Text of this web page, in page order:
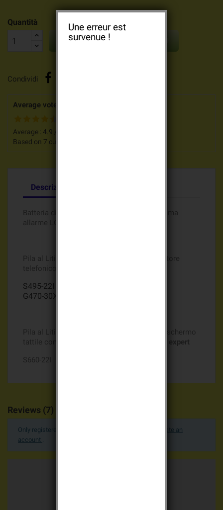
Quantità
 AGGIUNGI AL CARRELLO
Condividi
Average votes for this product
Average : 4.9
Based on 7 customers advices.
Descrizione
Batteria di origine LOGISTY Batli23 per Gamma
allarme LOGISTY expert
Pila al Litio Batli23 3,6v 18Ah per comunicatore
telefonico gamma
S495-22I
G470-30X
Pila al Litio Batli23 3,6v 18Ah per tastiera a schermo
tattile con Transponder
ALLARME LOGISTY expert
S660-22I
Reviews (7)
Only registered users can post a review.
Log in or create an
account .
Une erreur est
survenue !